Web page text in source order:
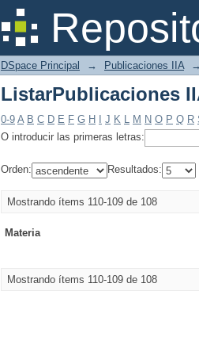
ListarPublicaciones
DSpace Principal → Publicaciones IIA →
ListarPublicaciones
0-9 A B C D E F G H J K L M N O P Q R
O introducir las primeras letras:
Orden: Resultados:
Mostrando ítems 110-109 de 108
Materia
Mostrando ítems 110-109 de 108